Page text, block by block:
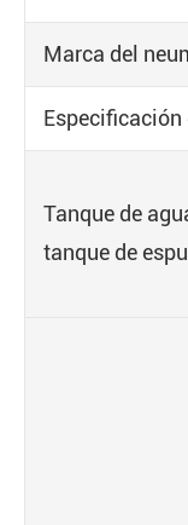
Marca del
Especificación
Tanque de
tanque de